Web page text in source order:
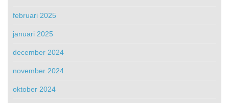
februari 2025
januari 2025
december 2024
november 2024
oktober 2024